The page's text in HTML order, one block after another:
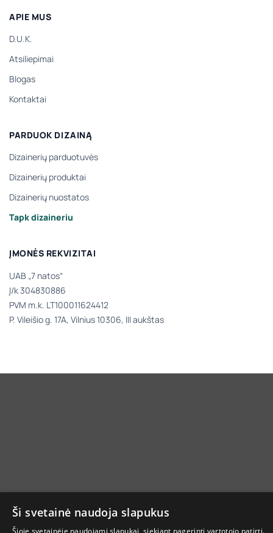
APIE MUS
D.U.K.
Atsiliepimai
Blogas
Kontaktai
PARDUOK DIZAINĄ
Dizainerių parduotuvės
Dizainerių produktai
Dizainerių nuostatos
Tapk dizaineriu
ĮMONĖS REKVIZITAI
UAB „7 natos“
Į/k 304830886
PVM m.k. LT100011624412
P. Vileišio g. 17A, Vilnius 10306, III aukštas
Ši svetainė naudoja slapukus
Šioje svetainėje naudojami slapukai, siekiant pagerinti vartotojo patirtį.